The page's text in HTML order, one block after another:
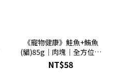
《寵物健康》鮭魚+鮪魚
(貓)85g｜肉塊｜全方位｜
鮮肉主食餐包｜貓主食罐
｜WELLNESS｜Healthy
NT$58